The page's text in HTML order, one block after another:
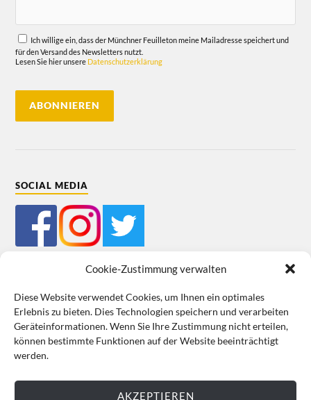
Cookie-Zustimmung verwalten
Diese Website verwendet Cookies, um Ihnen ein optimales
Erlebnis zu bieten. Dies Technologien speichern und verarbeiten
Geräteinformationen. Wenn Sie Ihre Zustimmung nicht erteilen,
können bestimmte Funktionen auf der Website beeinträchtigt
werden.
AKZEPTIEREN
Ich willige ein, dass der Münchner Feuilleton meine Mailadresse speichert und
für den Versand des Newsletters nutzt.
Lesen Sie hier unsere Datenschutzerklärung
SOCIAL MEDIA
Mein Bestellkonto Kundeninformationen Datenschutz
Cookie-Richtlinie (EU) Impressum
VERTRAG WIDERRUFEN